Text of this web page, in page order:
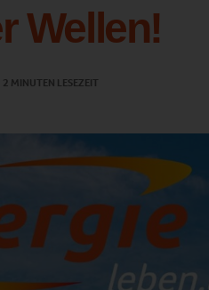
Wellen!
2 MINUTEN LESEZEIT